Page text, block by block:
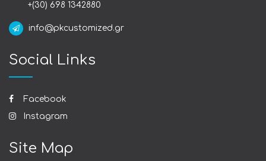
+(30) 698 1342880
info@pkcustomized.gr
Social Links
Facebook
Instagram
Site Map